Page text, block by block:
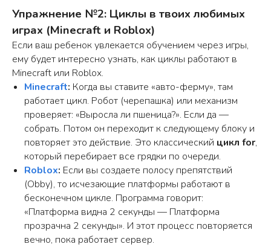
Упражнение №2: Циклы в твоих любимых
играх (Minecraft и Roblox)
Если ваш ребенок увлекается обучением через игры,
ему будет интересно узнать, как циклы работают в
Minecraft или Roblox.
Minecraft: Когда вы ставите «авто-ферму», там
работает цикл. Робот (черепашка) или механизм
проверяет: «Выросла ли пшеница?». Если да —
собрать. Потом он переходит к следующему блоку и
повторяет это действие. Это классический цикл for,
который перебирает все грядки по очереди.
Roblox: Если вы создаете полосу препятствий
(Obby), то исчезающие платформы работают в
бесконечном цикле. Программа говорит:
«Платформа видна 2 секунды — Платформа
прозрачна 2 секунды». И этот процесс повторяется
вечно, пока работает сервер.
Полезные
статьи
Вопрос-ответ
Отзывы
Шкодишь
Преподаватели
Сертификаты
Программы обучения
Наши курсы
Процесс
обучения
О нас